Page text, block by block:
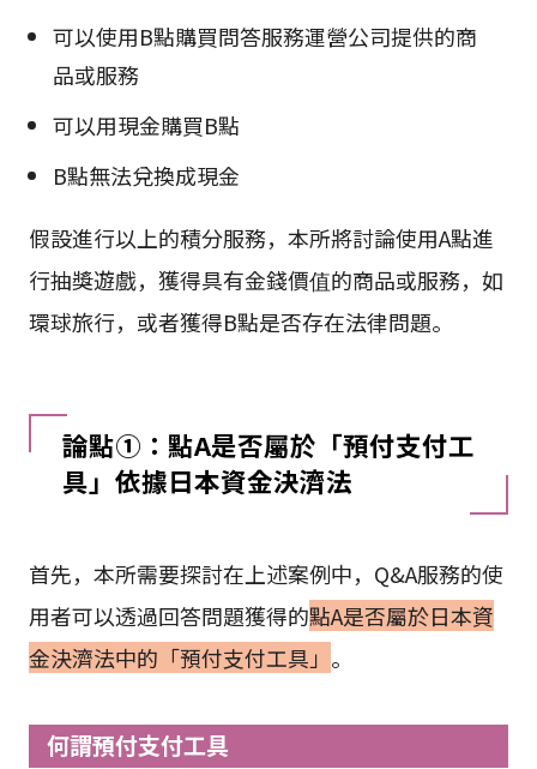
可以使用B點購買問答服務運營公司提供的商
品或服務
可以用現金購買B點
B點無法兌換成現金
假設進行以上的積分服務，本所將討論使用A點進
行抽獎遊戲，獲得具有金錢價值的商品或服務，如
環球旅行，或者獲得B點是否存在法律問題。
論點①：點A是否屬於「預付支付工
具」依據日本資金決濟法
首先，本所需要探討在上述案例中，Q&A服務的使
用者可以透過回答問題獲得的點A是否屬於日本資
金決濟法中的「預付支付工具」 。
何謂預付支付工具